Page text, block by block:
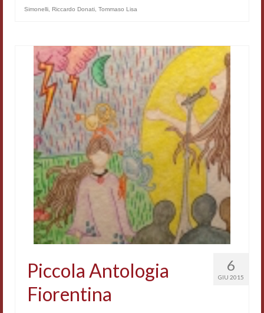
Corpus Rhythmorum Musicum
DIGIMED
Eurasian Latin Archive
Rammses
LEAD
Didattica
Master INFOTEXT
Workshop DH
Summer School DH
ERASMUS/DEMM
Storia e forme della canzone
Pubblicazioni
Simonelli Riccardo Donati Tommaso Lisa
6
GIU 2015
Piccola Antologia
Fiorentina